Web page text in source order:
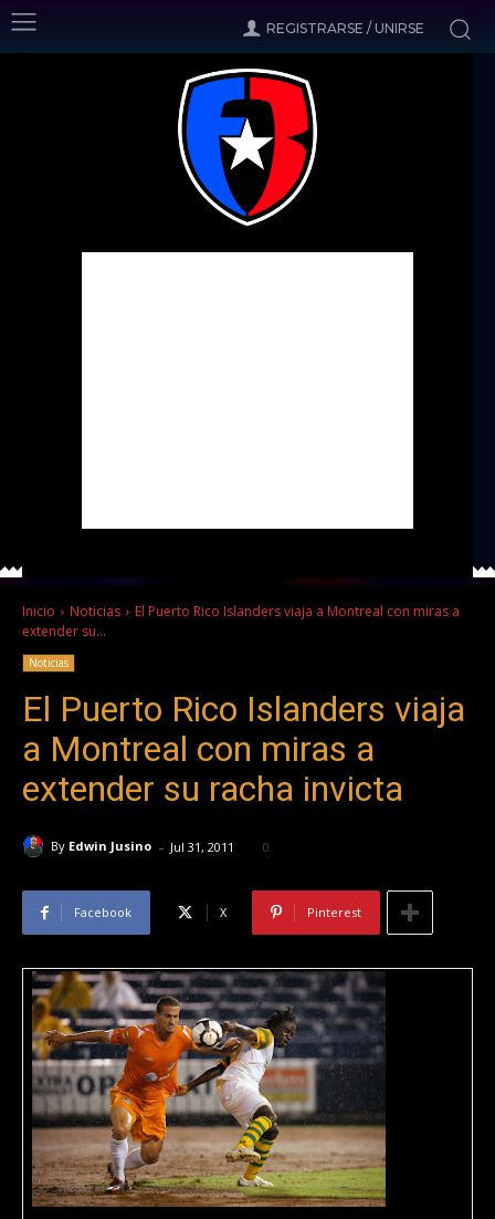
REGISTRARSE / UNIRSE
Inicio Noticias
El Puerto Rico Islanders viaja a Montreal con miras a
extender su...
Noticias
El Puerto Rico Islanders viaja
a Montreal con miras a
extender su racha invicta
By Edwin Jusino - Jul 31, 2011 0
Facebook X Pinterest